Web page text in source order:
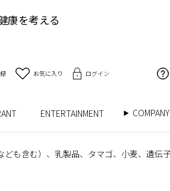
康を考える
お気に入り ログイン
ENTERTAINMENT
も含む）、乳製品、タマゴ、小麦、遺伝